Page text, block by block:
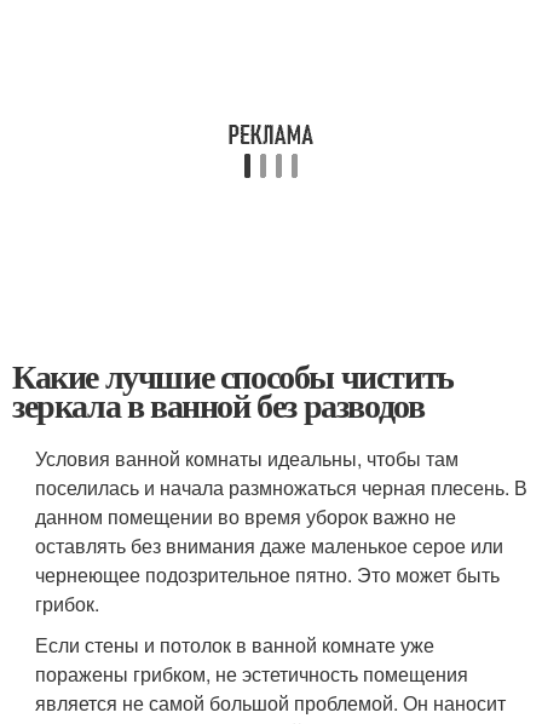
Какие лучшие способы чистить
зеркала в ванной без разводов
Условия ванной комнаты идеальны, чтобы там
поселилась и начала размножаться черная плесень. В
данном помещении во время уборок важно не
оставлять без внимания даже маленькое серое или
чернеющее подозрительное пятно. Это может быть
грибок.
Если стены и потолок в ванной комнате уже
поражены грибком, не эстетичность помещения
является не самой большой проблемой. Он наносит